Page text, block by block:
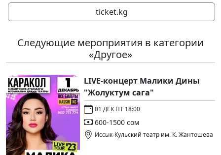
ticket.kg
Следующие мероприятия в категории
«Другое»
LIVE-концерт Малики Дины
"Жолуктум сага"
01 ДЕК ПТ 18:00
600-1500 сом
Иссык-Кульский театр им. К. Жантошева